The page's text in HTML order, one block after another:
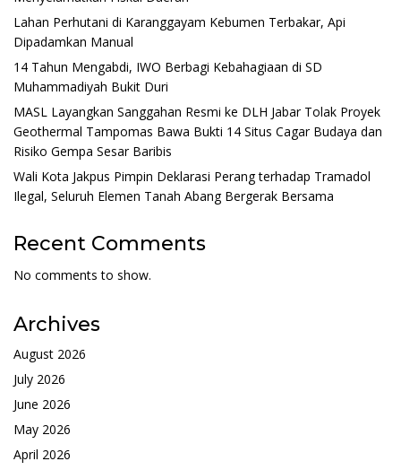
Lahan Perhutani di Karanggayam Kebumen Terbakar, Api
Dipadamkan Manual
14 Tahun Mengabdi, IWO Berbagi Kebahagiaan di SD
Muhammadiyah Bukit Duri
MASL Layangkan Sanggahan Resmi ke DLH Jabar Tolak Proyek
Geothermal Tampomas Bawa Bukti 14 Situs Cagar Budaya dan
Risiko Gempa Sesar Baribis
Wali Kota Jakpus Pimpin Deklarasi Perang terhadap Tramadol
Ilegal, Seluruh Elemen Tanah Abang Bergerak Bersama
Recent Comments
No comments to show.
Archives
August 2026
July 2026
June 2026
May 2026
April 2026